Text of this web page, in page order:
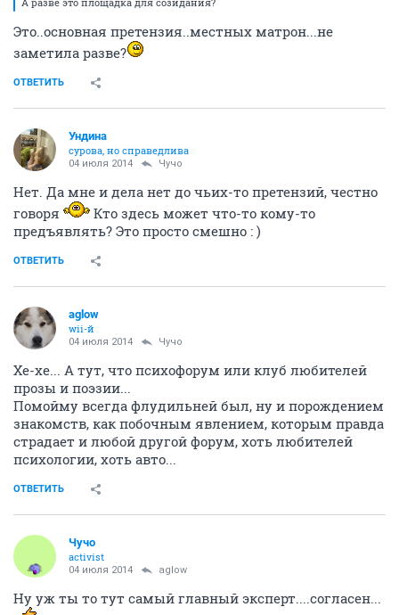
Это..основная претензия..местных матрон...не
заметила разве?
ОТВЕТИТЬ
Ундинa
сурова, но справедлива
04 июля 2014 Чучо
Нет. Да мне и дела нет до чьих-то претензий, честно
говоря
Кто здесь может что-то кому-то
предъявлять? Это просто смешно : )
ОТВЕТИТЬ
aglow
wii-й
04 июля 2014 Чучо
Хе-хе... А тут, что психофорум или клуб любителей
прозы и поэзии...
Помойму всегда флудильней был, ну и порождением
знакомств, как побочным явлением, которым правда
страдает и любой другой форум, хоть любителей
психологии, хоть авто...
ОТВЕТИТЬ
Чучо
activist
04 июля 2014 aglow
Ну уж ты то тут самый главный эксперт....согласен...